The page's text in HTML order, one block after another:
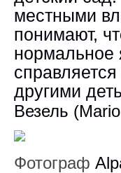
местными
понимают,
нормальное
другими
Везель
Фотограф